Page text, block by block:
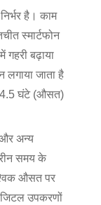
है। काम
स्मार्टफोन
बढ़ाया
लगाया जाता है
4.5 घंटे (औसत)
अन्य
समय के
औसत पर
उपकरणों